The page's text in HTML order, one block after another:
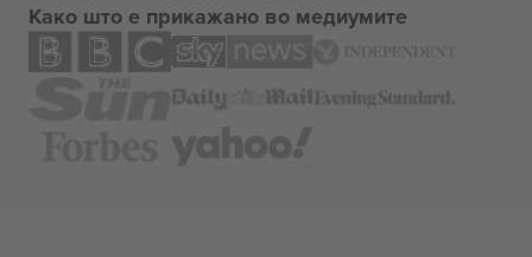
Како што е прикажано во медиумите